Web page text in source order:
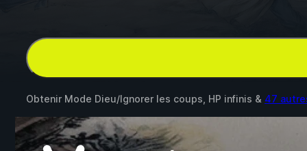
Obtenir Mode Dieu/Ignorer les coups, HP infinis & 47